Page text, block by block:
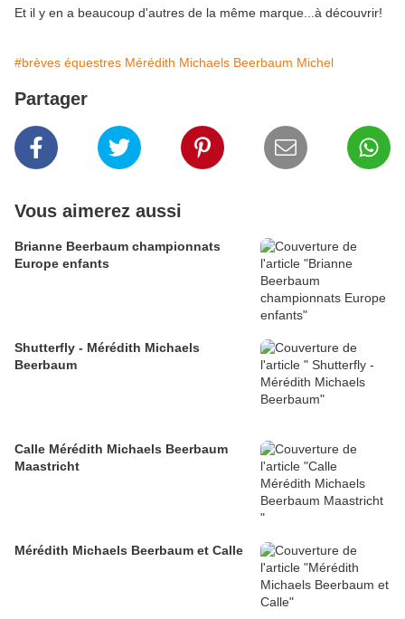
Et il y en a beaucoup d'autres de la même marque...à découvrir!
#brèves équestres Mérédith Michaels Beerbaum Michel
Partager
Vous aimerez aussi
Brianne Beerbaum championnats
Europe enfants
Shutterfly - Mérédith Michaels
Beerbaum
Calle Mérédith Michaels Beerbaum
Maastricht
Mérédith Michaels Beerbaum et Calle